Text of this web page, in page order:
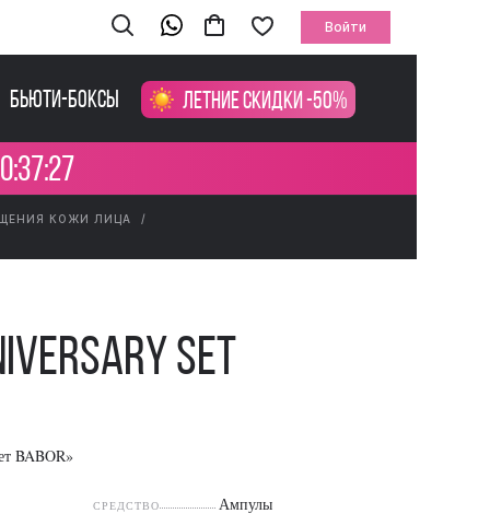
Войти
Бьюти-боксы Летние скидки -50%
КОЖИ ЛИЦА
Set
BABOR»
СРЕДСТВО
Ампулы